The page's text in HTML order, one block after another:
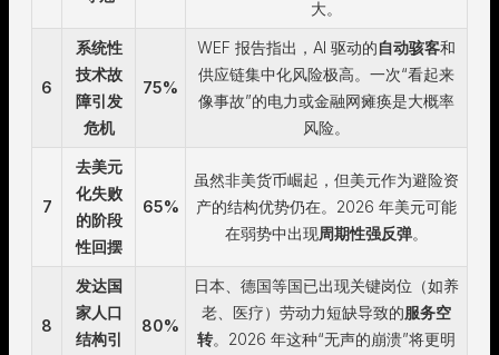
大。
6
系统性
技术故
障引发
危机
75%
WEF 报告指出，AI 驱动的自动骇客和
供应链集中化风险极高。一次“看起来
像事故”的电力或金融网瘫痪是大概率
风险。
7
去美元
化失败
的阶段
性回摆
65%
虽然非美货币崛起，但美元作为避险资
产的结构优势仍在。2026 年美元可能
在弱势中出现周期性强反弹。
8
发达国
家人口
结构引
80%
日本、德国等国已出现关键岗位（如养
老、医疗）劳动力短缺导致的服务空
转。2026 年这种“无声的崩溃”将更明